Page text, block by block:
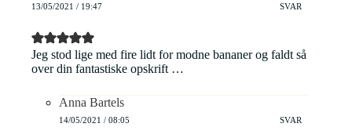
13/05/2021 / 19:47 SVAR
Jeg stod lige med fire lidt for modne bananer og faldt så
over din fantastiske opskrift …
Anna Bartels
14/05/2021 / 08:05 SVAR